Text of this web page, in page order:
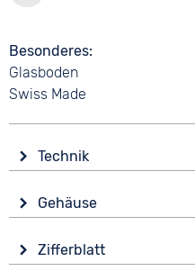
Besonderes
Glasboden
Swiss Made
Technik
Automatik
Funktionen
Datumsanzeige
Gehäuse
Saphirglas
Zifferblatt